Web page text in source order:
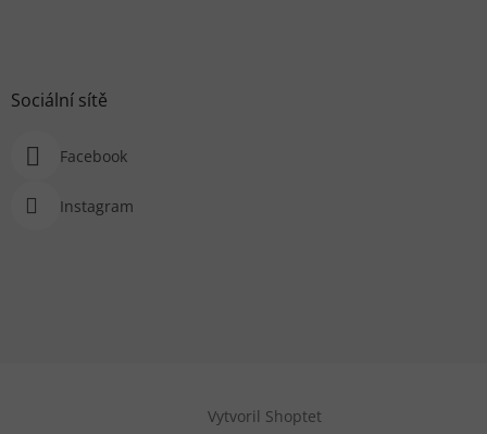
Sociální sítě
Facebook
Instagram
Vytvoril Shoptet